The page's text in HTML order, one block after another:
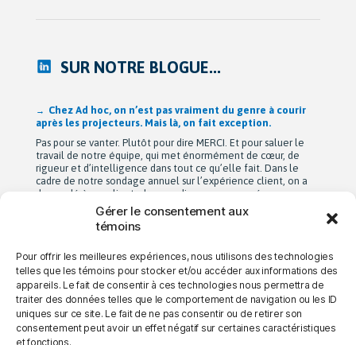
Gérer le consentement aux
témoins
Pour offrir les meilleures expériences, nous utilisons des technologies
telles que les témoins pour stocker et/ou accéder aux informations des
appareils. Le fait de consentir à ces technologies nous permettra de
traiter des données telles que le comportement de navigation ou les ID
uniques sur ce site. Le fait de ne pas consentir ou de retirer son
consentement peut avoir un effet négatif sur certaines caractéristiques
et fonctions.
SUR NOTRE BLOGUE...
Après 42 ans à bâtir Ad hoc recherche avec passion,
Michel Berne et Stéphan Harris amorcent une nouvelle
étape bien méritée : la retraite.
De leurs modestes appartements d’étudiants à une entreprise
de près de 90 employés devenue une référence dans son
domaine au Québec, leur parcours est remarquable. Mais au-
delà de la croissance, ils auront surtout bâti une culture
profondément humaine fondée sur la collaboration, la
bienveillance et le plaisir de travailler ensemble. Cette
transition a été amorcée […]
→ NOUS JOINDRE → CARRIÈRES → CONFIDENTIALITÉ